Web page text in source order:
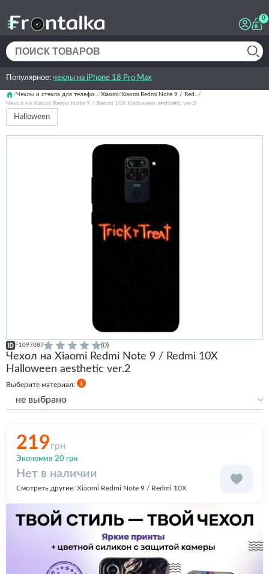
0
Популярное: чехлы на iPhone 18 Pro Max
Чехлы и стекла для телефо... Xiaomi Xiaomi Redmi Note 9 / Red...
Чехол на Xiaomi Redmi Note 9 / Redmi 10X Halloween aesthetic ver.2
Halloween
F1097087 (0)
Чехол на Xiaomi Redmi Note 9 / Redmi 10X
Halloween aesthetic ver.2
Выберите материал:
не выбрано
Силиконовый с бортами
219грн
Экономия 20 грн
Нет в наличии
Смотреть другие: Xiaomi Redmi Note 9 / Redmi 10X